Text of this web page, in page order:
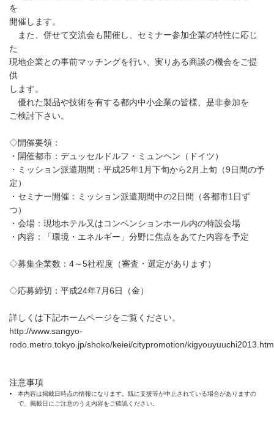
を
開催します。
また、併せて交流会も開催し、セミナー参加企業の特性に応じ
た
現地企業との事前マッチングを行い、実りある商談の機会をご提
供
します。
優れた製品や技術を有する都内中小企業の皆様、是非参加を
ご検討下さい。
◇開催要領：
・開催都市：デュッセルドルフ・ミュンヘン（ドイツ）
・ミッション派遣期間：平成25年1月下旬から2月上旬（9日間の予
定）
・セミナー開催：ミッション派遣期間中の2日間（各都市1日ず
つ）
・会場：現地ホテル又はコンベンションホール内の特設会場
・内容：「環境・エネルギー」分野に焦点をあてた内容を予定
◇募集企業数：4～5社程度（審査・選定があります）
◇応募締切：平成24年7月6日（金）
詳しくは下記ホームページをご覧ください。
http://www.sangyo-
rodo.metro.tokyo.jp/shoko/keiei/citypromotion/
注意事項
本内容は掲載日時点の情報になります。既に支援等が中止されている場合がありますの
で、掲載日にご注意のうえ内容をご確認ください。